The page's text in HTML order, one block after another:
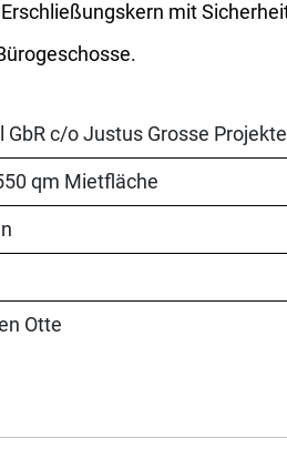
mit
c/o Justus Grosse
qm Mietfläche
Otte